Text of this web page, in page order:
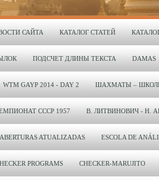
САЙТА КАТАЛОГ СТАТЕЙ
ПОДСЧЕТ ДЛИНЫ ТЕКСТА DAMAS
WTM GAYP 2014 - DAY 2 ШАХМАТЫ –
СССР 1957 В. ЛИТВИНОВИЧ - Н.
ABERTURAS ATUALIZADAS ESCOLA DE
PROGRAMS CHECKER-MARUJITO